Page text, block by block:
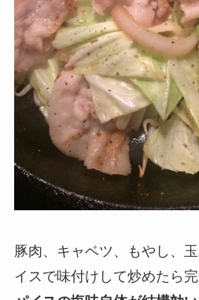
豚肉、キャベツ、もやし、
イスで味付けして炒めたら完